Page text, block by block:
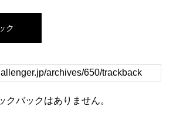
ク
クバックはありません。